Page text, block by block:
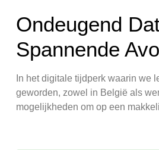
Ondeugend
Spannende
In het digitale tijdperk waarin we
geworden, zowel in België als
mogelijkheden om op een